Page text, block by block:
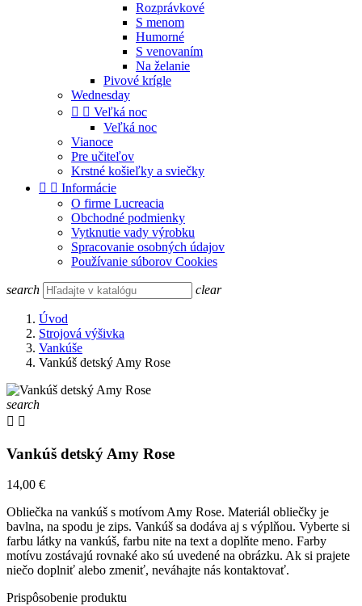
Rozprávkové
S menom
Humorné
S venovaním
Na želanie
Pivové krígle
Wednesday
  Veľká noc
Veľká noc
Vianoce
Pre učiteľov
Krstné košieľky a sviečky
  Informácie
O firme Lucreacia
Obchodné podmienky
Vytknutie vady výrobku
Spracovanie osobných údajov
Používanie súborov Cookies
search clear
Úvod
Strojová výšivka
Vankúše
Vankúš detský Amy Rose
search
 
Vankúš detský Amy Rose
14,00 €
Obliečka na vankúš s motívom Amy Rose. Materiál obliečky je
bavlna, na spodu je zips. Vankúš sa dodáva aj s výplňou. Vyberte si
farbu látky na vankúš, farbu nite na text a doplňte meno. Farby
motívu zostávajú rovnaké ako sú uvedené na obrázku. Ak si prajete
niečo doplniť alebo zmeniť, neváhajte nás kontaktovať.
Prispôsobenie produktu